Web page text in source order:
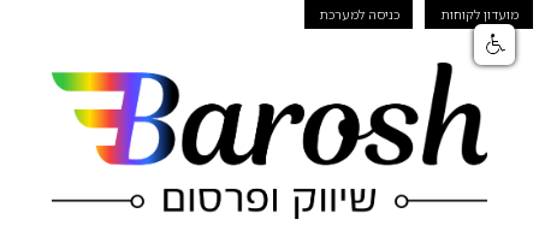
מועדון לקוחות כניסה למערכת